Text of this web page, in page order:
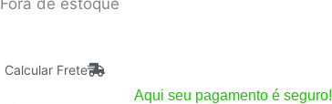
Calcular Frete
Aqui seu pagamento é seguro!